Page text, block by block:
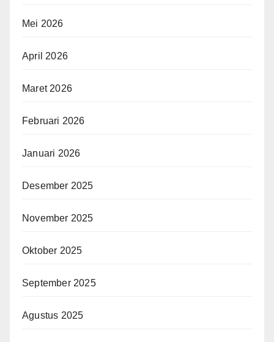
Mei 2026
April 2026
Maret 2026
Februari 2026
Januari 2026
Desember 2025
November 2025
Oktober 2025
September 2025
Agustus 2025